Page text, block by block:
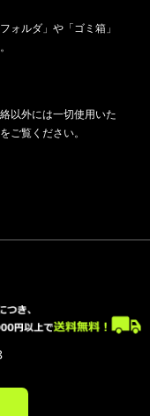
ォルダ」や「ゴミ箱」
以外には一切使用いた
をご覧ください。